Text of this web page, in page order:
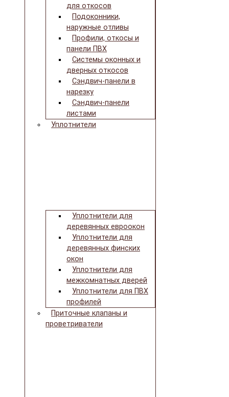
для откосов
Подоконники,
наружные отливы
Профили, откосы и
панели ПВХ
Системы оконных и
дверных откосов
Сэндвич-панели в
нарезку
Сэндвич-панели
листами
Уплотнители
Уплотнители для
деревянных евроокон
Уплотнители для
деревянных финских
окон
Уплотнители для
межкомнатных дверей
Уплотнители для ПВХ
профилей
Приточные клапаны и
проветриватели